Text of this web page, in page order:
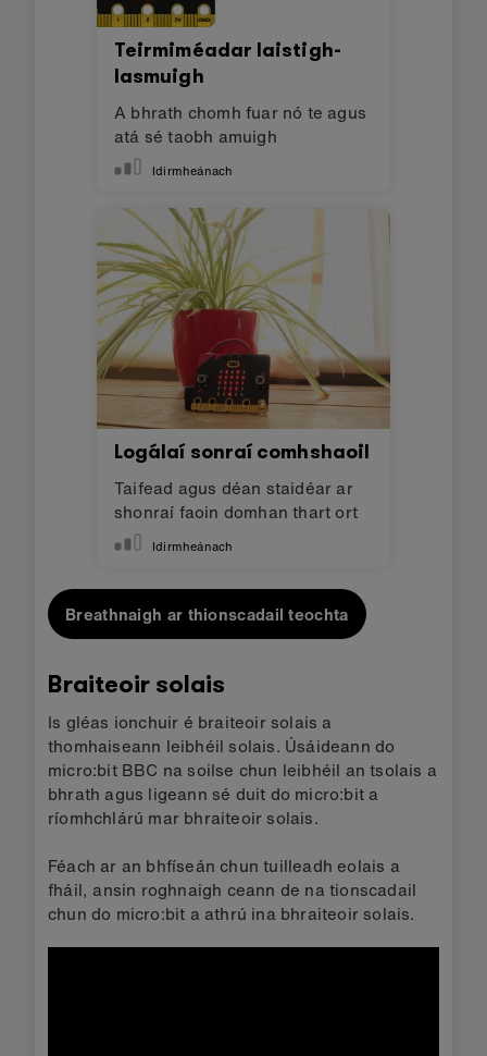
Teirmiméadar laistigh-
lasmuigh
A bhrath chomh fuar nó te agus
atá sé taobh amuigh
Idirmheánach
Logálaí sonraí comhshaoil
Taifead agus déan staidéar ar
shonraí faoin domhan thart ort
Idirmheánach
Breathnaigh ar thionscadail teochta
Braiteoir solais
Is gléas ionchuir é braiteoir solais a
thomhaiseann leibhéil solais. Úsáideann do
micro:bit BBC na soilse chun leibhéil an tsolais a
bhrath agus ligeann sé duit do micro:bit a
ríomhchlárú mar bhraiteoir solais.
Féach ar an bhfíseán chun tuilleadh eolais a
fháil, ansin roghnaigh ceann de na tionscadail
chun do micro:bit a athrú ina bhraiteoir solais.